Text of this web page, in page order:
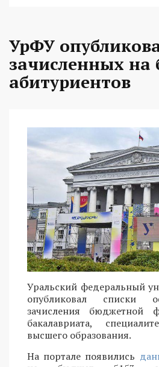
УрФУ
зачисленных на
абитуриентов
Уральский федеральный
опубликовал списки
зачисления бюджетной
бакалавриата,
высшего образования.
На портале появились